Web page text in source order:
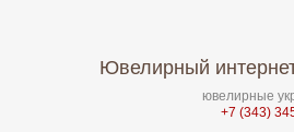
Ювелирный
ювелирные
+7 (343)